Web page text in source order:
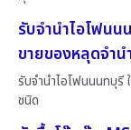
รับจำนำไอโฟน
ขายของหลุดจำ
รับจำนำไอโฟนนนทบุรี
ชนิด